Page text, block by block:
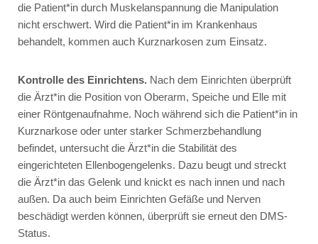
die Patient*in durch Muskelanspannung die Manipulation
nicht erschwert. Wird die Patient*in im Krankenhaus
behandelt, kommen auch Kurznarkosen zum Einsatz.
Kontrolle des Einrichtens. Nach dem Einrichten überprüft
die Ärzt*in die Position von Oberarm, Speiche und Elle mit
einer Röntgenaufnahme. Noch während sich die Patient*in in
Kurznarkose oder unter starker Schmerzbehandlung
befindet, untersucht die Ärzt*in die Stabilität des
eingerichteten Ellenbogengelenks. Dazu beugt und streckt
die Ärzt*in das Gelenk und knickt es nach innen und nach
außen. Da auch beim Einrichten Gefäße und Nerven
beschädigt werden können, überprüft sie erneut den DMS-
Status.